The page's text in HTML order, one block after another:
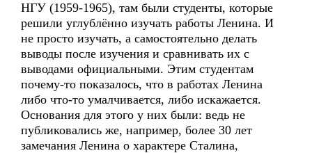
НГУ (1959-1965), там были студенты, которые
решили углублённо изучать работы Ленина. И
не просто изучать, а самостоятельно делать
выводы после изучения и сравнивать их с
выводами официальными. Этим студентам
почему-то показалось, что в работах Ленина
либо что-то умалчивается, либо искажается.
Основания для этого у них были: ведь не
публиковались же, например, более 30 лет
замечания Ленина о характере Сталина,